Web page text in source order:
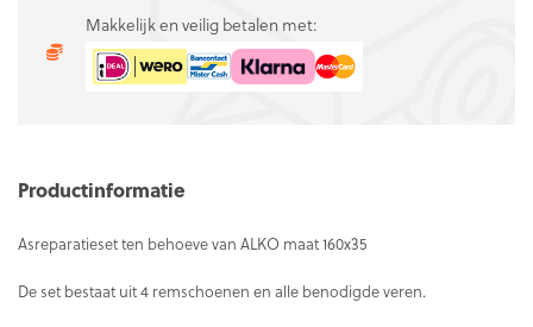
Makkelijk en veilig betalen met:
Productinformatie
Asreparatieset ten behoeve van ALKO maat 160x35
De set bestaat uit 4 remschoenen en alle benodigde veren.